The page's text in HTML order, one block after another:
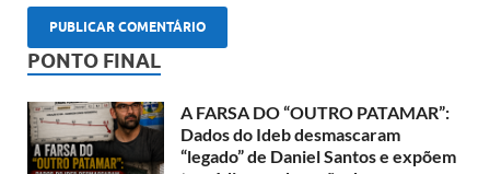
PONTO FINAL
A FARSA DO “OUTRO PATAMAR”:
Dados do Ideb desmascaram
“legado” de Daniel Santos e expõem